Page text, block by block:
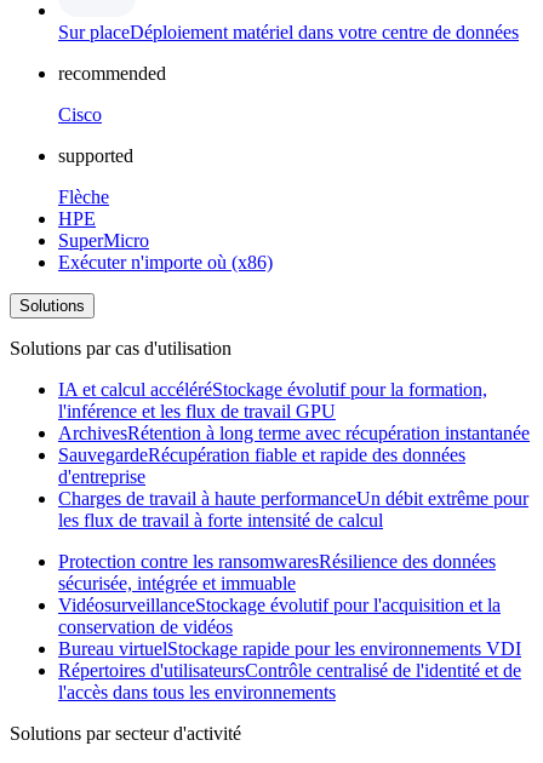
Sur placeDéploiement matériel dans votre centre de données
recommended
Cisco
supported
Flèche
HPE
SuperMicro
Exécuter n'importe où (x86)
Solutions
Solutions par cas d'utilisation
IA et calcul accéléréStockage évolutif pour la formation,
l'inférence et les flux de travail GPU
ArchivesRétention à long terme avec récupération instantanée
SauvegardeRécupération fiable et rapide des données
d'entreprise
Charges de travail à haute performanceUn débit extrême pour
les flux de travail à forte intensité de calcul
Protection contre les ransomwaresRésilience des données
sécurisée, intégrée et immuable
VidéosurveillanceStockage évolutif pour l'acquisition et la
conservation de vidéos
Bureau virtuelStockage rapide pour les environnements VDI
Répertoires d'utilisateursContrôle centralisé de l'identité et de
l'accès dans tous les environnements
Solutions par secteur d'activité